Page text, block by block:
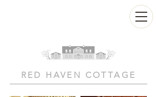
RED HAVEN COTTAGE